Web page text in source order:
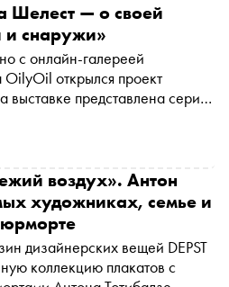
Шелест — о своей
и снаружи»
с онлайн-галереей
OilyOil открылся проект
представлена серия
выводах в опыте познания
воздух». Антон
художниках, семье и
дизайнерских вещей DEPST
коллекцию плакатов с